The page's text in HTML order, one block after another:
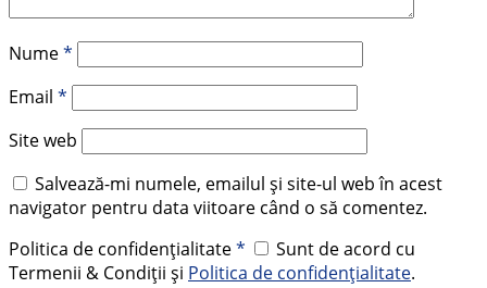
Nume*
Email *
Site web
Salvează-mi numele, emailul și site-ul web în acest
navigator pentru data viitoare când o să comentez.
Politica de confidențialitate*
Sunt de acord cu
Termenii & Condiții și Politica de confidențialitate.